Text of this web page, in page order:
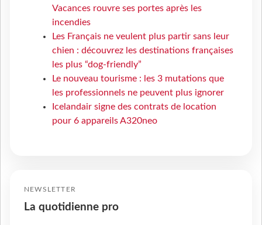
Vacances rouvre ses portes après les
incendies
Les Français ne veulent plus partir sans leur
chien : découvrez les destinations françaises
les plus “dog-friendly”
Le nouveau tourisme : les 3 mutations que
les professionnels ne peuvent plus ignorer
Icelandair signe des contrats de location
pour 6 appareils A320neo
NEWSLETTER
La quotidienne pro